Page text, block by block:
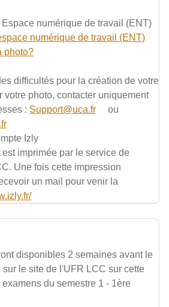
numérique de travail (ENT)
numérique de travail (ENT)
photo?
difficultés pour la création de votre
votre photo, contacter uniquement
: Support@uca.fr ou
Izly
imprimée par le service de
Une fois cette impression
un mail pour venir la
disponibles 2 semaines avant le
le site de l'UFR LCC sur cette
du semestre 1 - 1ère